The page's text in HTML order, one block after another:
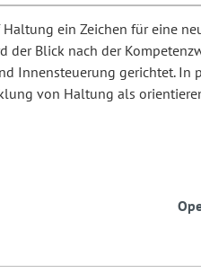
ein Zeichen für eine
der Blick nach der
Innensteuerung gerichtet. In
von Haltung als